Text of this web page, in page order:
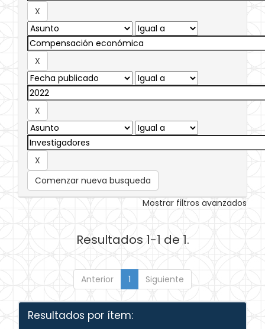
Comenzar nueva busqueda
Mostrar filtros avanzados
Resultados 1-1 de 1.
Anterior 1 Siguiente
Resultados por ítem: